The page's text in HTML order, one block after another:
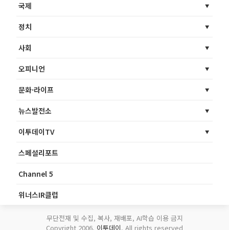
국제
정치
사회
오피니언
문화·라이프
뉴스발전소
이투데이TV
스페셜리포트
Channel 5
위너스IR클럽
무단전재 및 수집, 복사, 재배포, AI학습 이용 금지
Copyright 2006. 이투데이. All rights reserved